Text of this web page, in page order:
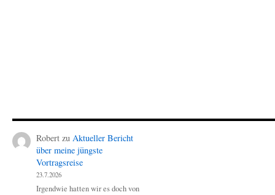
Robert zu Aktueller Bericht
über meine jüngste
Vortragsreise
23.7.2026
Irgendwie hatten wir es doch von